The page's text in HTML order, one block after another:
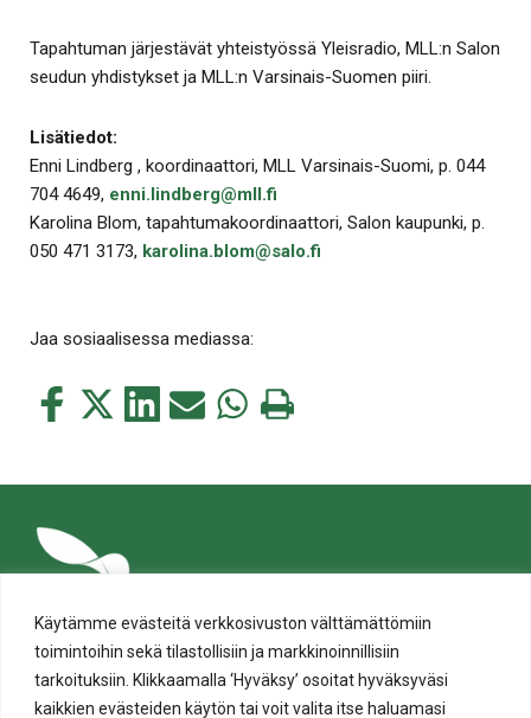
Käytämme evästeitä verkkosivuston välttämättömiin
toimintoihin sekä tilastollisiin ja markkinoinnillisiin
tarkoituksiin. Klikkaamalla ‘Hyväksy’ osoitat hyväksyväsi
kaikkien evästeiden käytön tai voit valita itse haluamasi
Tapahtuman järjestävät yhteistyössä Yleisradio, MLL:n Salon
seudun yhdistykset ja MLL:n Varsinais-Suomen piiri.
Lisätiedot:
Enni Lindberg , koordinaattori, MLL Varsinais-Suomi, p. 044
704 4649, enni.lindberg@mll.fi
Karolina Blom, tapahtumakoordinaattori, Salon kaupunki, p.
050 471 3173, karolina.blom@salo.fi
Jaa sosiaalisessa mediassa:
Jaa
Jaa
Jaa Jaa Jaa Tulosta